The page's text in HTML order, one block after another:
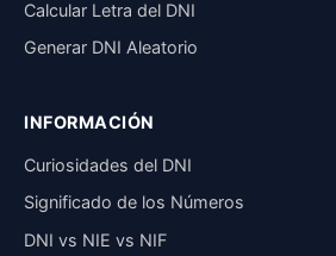
Calcular Letra del DNI
Generar DNI Aleatorio
INFORMACIÓN
Curiosidades del DNI
Significado de los Números
DNI vs NIE vs NIF